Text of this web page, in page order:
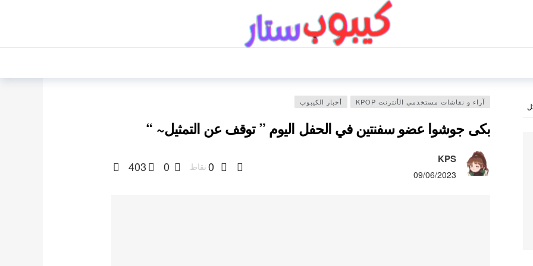
آراء و نقاشات مستخدمي الأنترنت KPOP أخبار الكيبوب
بكى جوشوا عضو سفنتين في الحفل اليوم ” توقف عن التمثيل~ “
KPS
09/06/2023
0 نقاط 0
403